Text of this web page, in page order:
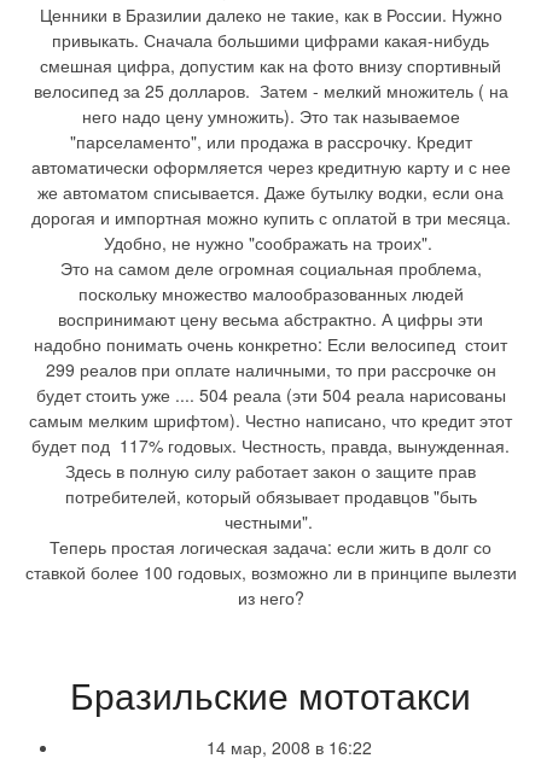
Ценники в Бразилии далеко не такие, как в России. Нужно
привыкать. Сначала большими цифрами какая-нибудь
смешная цифра, допустим как на фото внизу спортивный
велосипед за 25 долларов. Затем - мелкий множитель ( на
него надо цену умножить). Это так называемое
"парселаменто", или продажа в рассрочку. Кредит
автоматически оформляется через кредитную карту и с нее
же автоматом списывается. Даже бутылку водки, если она
дорогая и импортная можно купить с оплатой в три месяца.
Удобно, не нужно "соображать на троих".
Это на самом деле огромная социальная проблема,
поскольку множество малообразованных людей
воспринимают цену весьма абстрактно. А цифры эти
надобно понимать очень конкретно: Если велосипед стоит
299 реалов при оплате наличными, то при рассрочке он
будет стоить уже .... 504 реала (эти 504 реала нарисованы
самым мелким шрифтом). Честно написано, что кредит этот
будет под 117% годовых. Честность, правда, вынужденная.
Здесь в полную силу работает закон о защите прав
потребителей, который обязывает продавцов "быть
честными".
Теперь простая логическая задача: если жить в долг со
ставкой более 100 годовых, возможно ли в принципе вылезти
из него?
Бразильские мототакси
14 мар, 2008 в 16:22